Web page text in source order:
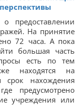
предоставлении
На принятие
72 часа. А пока
большая часть
есть по тем
находятся на
срок нахождения
предусмотрено
учреждения или